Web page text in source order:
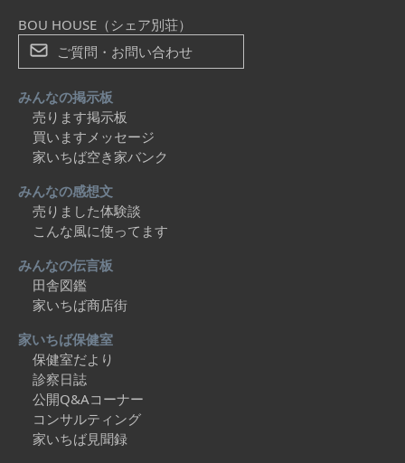
BOU HOUSE（シェア別荘）
ご質問・お問い合わせ
みんなの掲示板
売ります掲示板
買いますメッセージ
家いちば空き家バンク
みんなの感想文
売りました体験談
こんな風に使ってます
みんなの伝言板
田舎図鑑
家いちば商店街
家いちば保健室
保健室だより
診察日誌
公開Q&Aコーナー
コンサルティング
家いちば見聞録